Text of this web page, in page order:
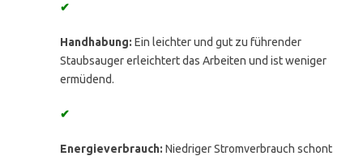
✔
Handhabung: Ein leichter und gut zu führender
Staubsauger erleichtert das Arbeiten und ist weniger
ermüdend.
✔
Energieverbrauch: Niedriger Stromverbrauch schont